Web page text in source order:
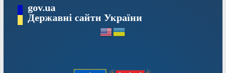
Перейтиgov.ua
Державні сайти України